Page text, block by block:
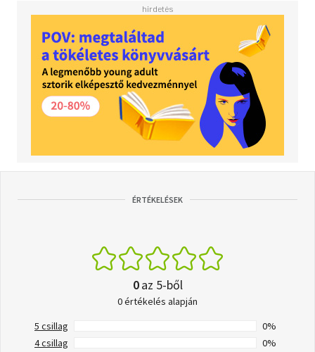
ÉRTÉKELÉSEK
0az 5-ből
0 értékelés alapján
5 csillag
0%
4 csillag
0%